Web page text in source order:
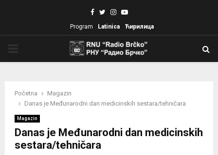
Facebook
TwitterInstagram
Youtube
Program Latinica Ћирилица
Početna
Magazin
Danas je Međunarodni dan medicinskih sestara/tehničara
Magazin
Danas je Međunarodni dan medicinskih
sestara/tehničara